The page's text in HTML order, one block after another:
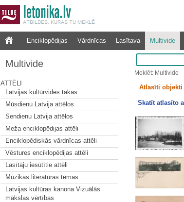
Enciklopēdijas Vārdnīcas Lasītava Multivide
Multivide
ATTĒLI
Latvijas kultūrvides takas
Mūsdienu Latvija attēlos
Sendienu Latvija attēlos
Meža enciklopēdijas attēli
Enciklopēdiskās vārdnīcas attēli
Vēstures enciklopēdijas attēli
Lasītāju iesūtītie attēli
Mūzikas literatūras tēmas
Latvijas kultūras kanona Vizuālās
mākslas vērtības
Meklēt: Multivide
Atlasīti objekti
Skatīt atlasīto